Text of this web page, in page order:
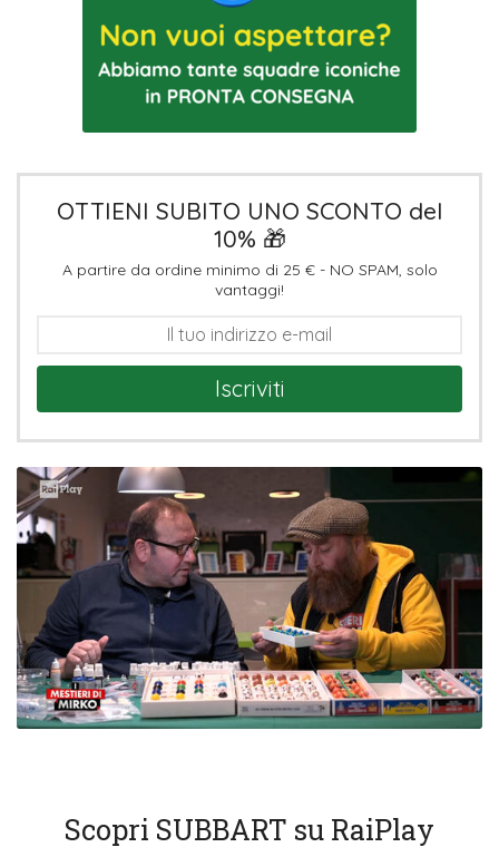
OTTIENI SUBITO UNO SCONTO del
10% 🎁
A partire da ordine minimo di 25 € - NO SPAM, solo
vantaggi!
Iscriviti
Scopri SUBBART su RaiPlay